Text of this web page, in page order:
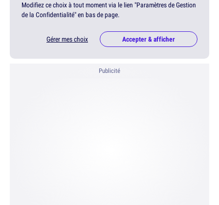
Modifiez ce choix à tout moment via le lien "Paramètres de Gestion
de la Confidentialité" en bas de page.
Gérer mes choix Accepter & afficher
Publicité